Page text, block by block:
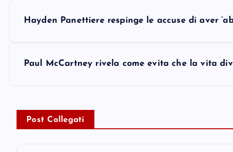
Hayden Panettiere respinge le accuse di aver
Paul McCartney rivela come evita che la vita
Post Collegati